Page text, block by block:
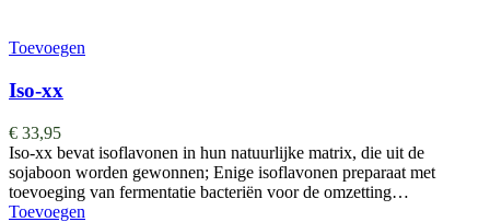
Toevoegen
Iso-xx
€ 33,95
Iso-xx bevat isoflavonen in hun natuurlijke matrix, die uit de
sojaboon worden gewonnen; Enige isoflavonen preparaat met
toevoeging van fermentatie bacteriën voor de omzetting…
Toevoegen